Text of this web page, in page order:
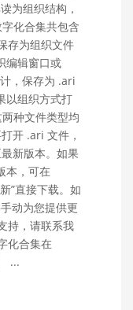
为组织结构，
化合集共包含
存为组织文件
辑窗口或
，保存为 .ari
以组织方式打
种文件类型均
开 .ari 文件，
新版本。如果
本，可在
”直接下载。如
动为您提供更
持，请联系我
化合集在
...